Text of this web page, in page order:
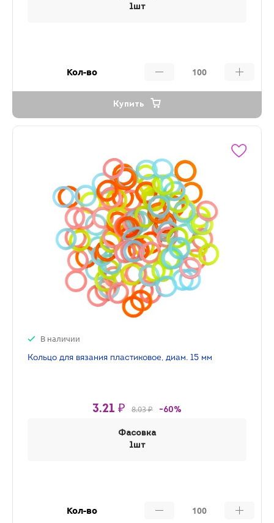
1шт
Кол-во
Купить
В наличии
Кольцо для вязания пластиковое, диам. 15 мм
3.21 ₽ 8.03 ₽ -60%
Фасовка
1шт
Кол-во